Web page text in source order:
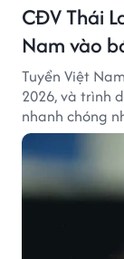
CĐV Thái
Nam vào
Tuyển Việt
2026, và trình
nhanh chóng
mộ Thái Lan.